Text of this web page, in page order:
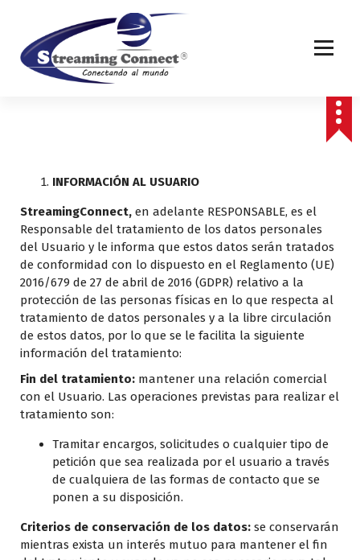
INFORMACIÓN AL USUARIO
StreamingConnect, en adelante RESPONSABLE, es el
Responsable del tratamiento de los datos personales
del Usuario y le informa que estos datos serán tratados
de conformidad con lo dispuesto en el Reglamento (UE)
2016/679 de 27 de abril de 2016 (GDPR) relativo a la
protección de las personas físicas en lo que respecta al
tratamiento de datos personales y a la libre circulación
de estos datos, por lo que se le facilita la siguiente
información del tratamiento:
Fin del tratamiento: mantener una relación comercial
con el Usuario. Las operaciones previstas para realizar el
tratamiento son:
Tramitar encargos, solicitudes o cualquier tipo de
petición que sea realizada por el usuario a través
de cualquiera de las formas de contacto que se
ponen a su disposición.
Criterios de conservación de los datos: se conservarán
mientras exista un interés mutuo para mantener el fin